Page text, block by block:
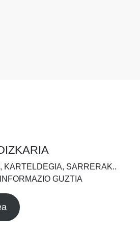
KARTELDEGIA, SARRERAK..
GUZTIA